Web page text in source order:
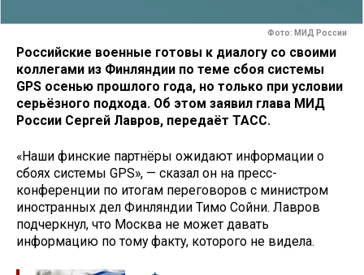
Фото: МИД России
Российские военные готовы к диалогу со своими
коллегами из Финляндии по теме сбоя системы
GPS осенью прошлого года, но только при условии
серьёзного подхода. Об этом заявил глава МИД
России Сергей Лавров, передаёт ТАСС.
«Наши финские партнёры ожидают информации о
сбоях системы GPS», — сказал он на пресс-
конференции по итогам переговоров с министром
иностранных дел Финляндии Тимо Сойни. Лавров
подчеркнул, что Москва не может давать
информацию по тому факту, которого не видела.